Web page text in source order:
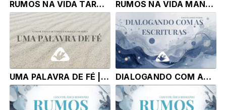
RUMOS NA VIDA TARDE | 03.07.26 | Pr. Fábio Pereira e Sebastião Neves RUMOS NA VIDA MANHA | 03.07.26 | Pr. Fábio Pereira e Sebastião Neves
UMA PALAVRA DE FÉ | 02.07.26 | Pr. Paulo de Tarso e Marlice Carneiro DIALOGANDO COM AS ESCRITURAS | 02.07.26 | Pr. Robson Pereira